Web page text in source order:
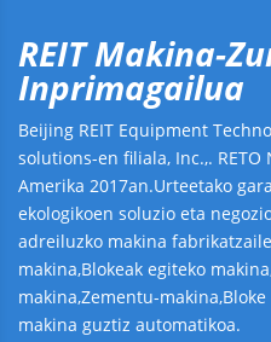
REIT Makina-
Inprimagailua
Beijing REIT Equipment
solutions-en filiala, Inc.,.
Amerika 2017an.Urteetako
ekologikoen soluzio eta
adreiluzko makina
makina,Blokeak egiteko
makina,Zementu-
makina guztiz automatikoa.